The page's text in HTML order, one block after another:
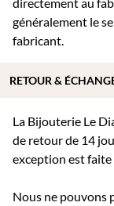
généralement le
fabricant.
La Bijouterie Le
de retour de 14
exception est faite
Nous ne pouvons
RETOUR &